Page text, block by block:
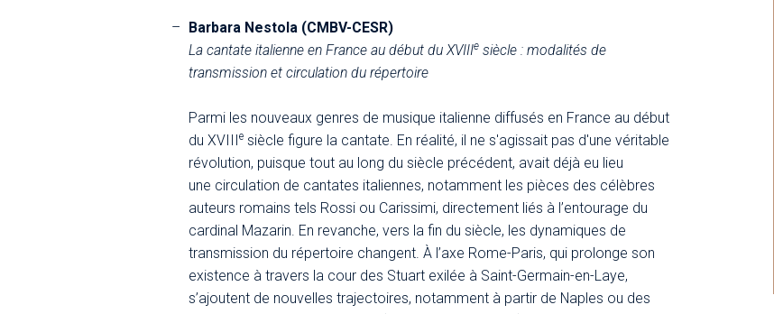
Barbara Nestola (CMBV-CESR)
La cantate italienne en France au début du XVIIIesiècle : modalités de
transmission et circulation du répertoire
Parmi les nouveaux genres de musique italienne diffusés en France au début
du XVIIIesiècle figure la cantate. En réalité, il ne s'agissait pas d'une véritable
révolution, puisque tout au long du siècle précédent, avait déjà eu lieu
une circulation de cantates italiennes, notamment les pièces des célèbres
auteurs romains tels Rossi ou Carissimi, directement liés à l’entourage du
cardinal Mazarin. En revanche, vers la fin du siècle, les dynamiques de
transmission du répertoire changent. À l’axe Rome-Paris, qui prolonge son
existence à travers la cour des Stuart exilée à Saint-Germain-en-Laye,
s’ajoutent de nouvelles trajectoires, notamment à partir de Naples ou des